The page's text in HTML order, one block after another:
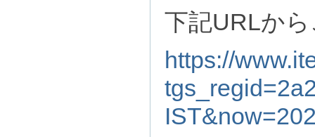
下記URLか
https://